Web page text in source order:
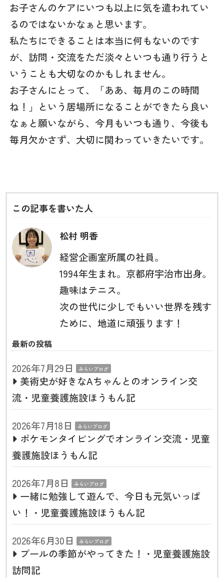
お子さんのケアにいつも以上に気を遣われてい
るのではないかなぁと思います。
私たちにできることは本当に何もないのです
が、訪問・交流をただ淡々といつも通り行うと
いうことも大切なのかもしれません。
お子さんにとって、「ああ、毎月のこの時間
ね！」という居場所になることができたら良い
なぁと願いながら、今月もいつも通り、今後も
毎月欠かさず、大切に関わっていきたいです。
この記事を書いた人
松村 明香
経営企画室所属の社員。
1994年生まれ。京都府宇治市出身。
趣味はテニス。
次の世代に少しでもいい世界を残す
ために、地道に頑張ります！
最新の投稿
2026年7月29日 みらいブログ
美術史が好きなAちゃんとのオンライン交
流・児童養護施設ほうもん記
2026年7月18日
みらいブログ
ポケモンタイピングでオンライン交流・児童
養護施設ほうもん記
2026年7月8日
みらいブログ
一緒に勉強して遊んで、今日も元気いっぱ
い！・児童養護施設ほうもん記
2026年6月30日
みらいブログ
プールの季節がやってきた！・児童養護施設
訪問記